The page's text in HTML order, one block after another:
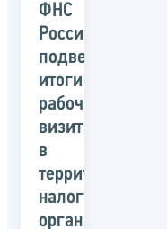
ФНС
России
подвел
итоги
рабочих
визитов
в
территориальные
налоговые
органы